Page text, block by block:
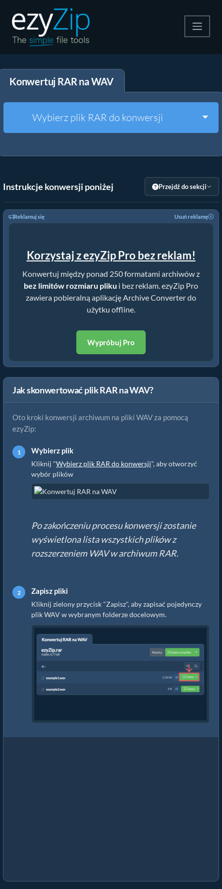
Rozpakuj
Inne narzędzia
Konwertuj RAR na WAV
Wybierz plik RAR do konwersji
Instrukcje konwersji poniżej Przejdź do sekcji
Reklamuj się Usuń reklamę
Korzystaj z ezyZip Pro bez reklam!
Konwertuj między ponad 250 formatami archiwów z
bez limitów rozmiaru pliku i bez reklam. ezyZip Pro
zawiera pobieralną aplikację Archive Converter do
użytku offline.
Wypróbuj Pro
Jak skonwertować plik RAR na WAV?
Oto kroki konwersji archiwum na pliki WAV za pomocą
ezyZip:
Wybierz plik
Kliknij "Wybierz plik RAR do konwersji", aby otworzyć
wybór plików
Po zakończeniu procesu konwersji zostanie
wyświetlona lista wszystkich plików z
rozszerzeniem WAV w archiwum RAR.
Zapisz pliki
Kliknij zielony przycisk "Zapisz", aby zapisać pojedynczy
plik WAV w wybranym folderze docelowym.